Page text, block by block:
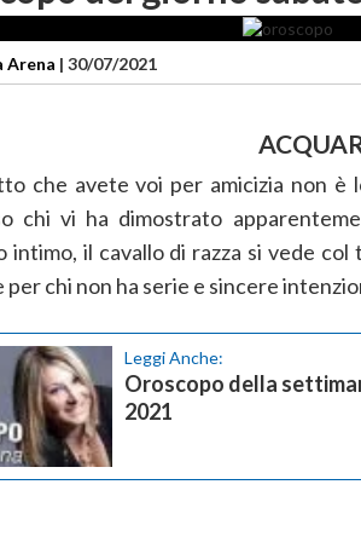
Arena | 30/07/2021
che avete voi per amicizia non è
chi vi ha dimostrato
intimo, il cavallo di razza si vede
per chi non ha serie e sincere
Leggi Anche:
Oroscopo della
2021